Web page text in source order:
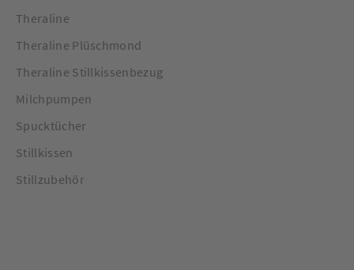
Theraline
Theraline Plüschmond
Theraline Stillkissenbezug
Milchpumpen
Spucktücher
Stillkissen
Stillzubehör